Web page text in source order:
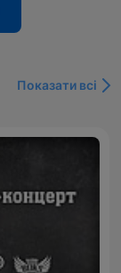
Показати всі